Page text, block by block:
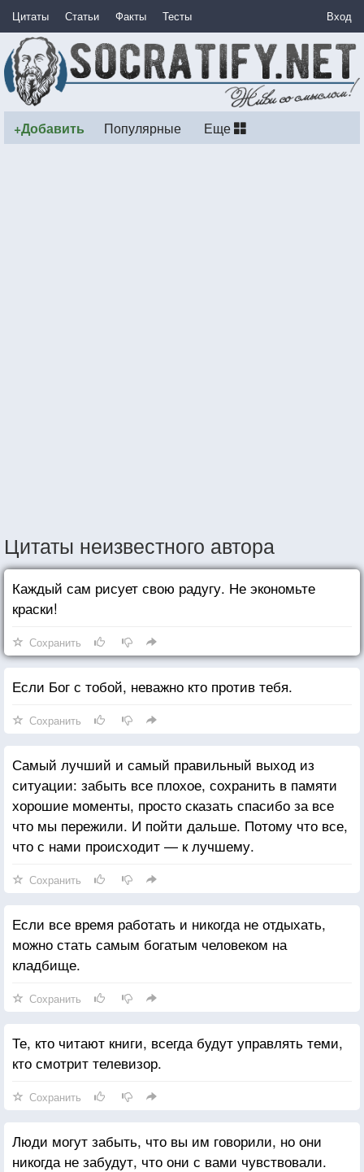
Цитаты Статьи Факты Тесты Вход
+Добавить Популярные Еще
Цитаты неизвестного автора
Каждый сам рисует свою радугу. Не экономьте
краски!
Сохранить
Если Бог с тобой, неважно кто против тебя.
Сохранить
Самый лучший и самый правильный выход из
ситуации: забыть все плохое, сохранить в памяти
хорошие моменты, просто сказать спасибо за все
что мы пережили. И пойти дальше. Потому что все,
что с нами происходит — к лучшему.
Сохранить
Если все время работать и никогда не отдыхать,
можно стать самым богатым человеком на
кладбище.
Сохранить
Те, кто читают книги, всегда будут управлять теми,
кто смотрит телевизор.
Сохранить
Люди могут забыть, что вы им говорили, но они
никогда не забудут, что они с вами чувствовали.